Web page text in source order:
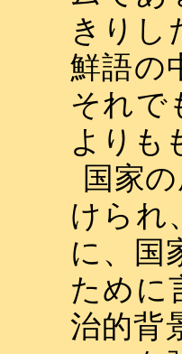
きりし
鮮語の
それで
よりも
国家
けられ
に、国
ために
治的背